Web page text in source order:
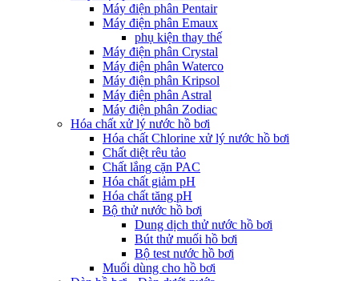
Máy điện phân Pentair
Máy điện phân Emaux
phụ kiện thay thế
Máy điện phân Crystal
Máy điện phân Waterco
Máy điện phân Kripsol
Máy điện phân Astral
Máy điện phân Zodiac
Hóa chất xử lý nước hồ bơi
Hóa chất Chlorine xử lý nước hồ bơi
Chất diệt rêu tảo
Chất lắng cặn PAC
Hóa chất giảm pH
Hóa chất tăng pH
Bộ thử nước hồ bơi
Dung dịch thử nước hồ bơi
Bút thử muối hồ bơi
Bộ test nước hồ bơi
Muối dùng cho hồ bơi